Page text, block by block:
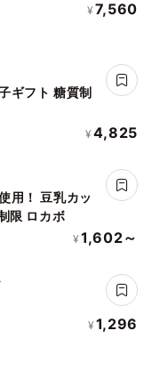
¥ 7,560
ギフト 糖質制
¥ 4,825
用！ 豆乳カッ
入り 糖質制限 ロカボ
¥ 1,602～
¥ 1,296